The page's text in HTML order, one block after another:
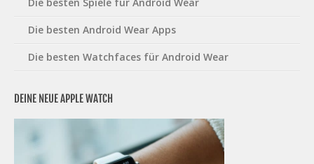
Die besten Android Wear Apps
Die besten Watchfaces für Android Wear
DEINE NEUE APPLE WATCH